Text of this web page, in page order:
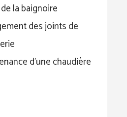
la baignoire
des joints de
d’une chaudière